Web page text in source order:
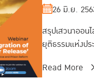
26 มิ.ย.
สรุปเสวนาออ
ยุติธรรมแห่งปร
Read More